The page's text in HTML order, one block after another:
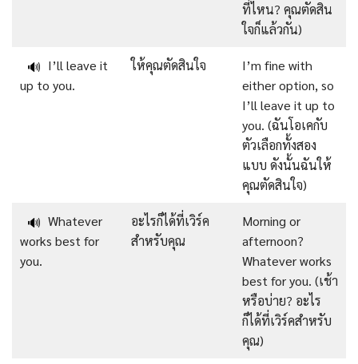
ที่ไหน? คุณตัดสิน
ใจก็แล้วกัน)
🔊 I’ll leave it
up to you.
ให้คุณตัดสินใจ
I’m fine with
either option, so
I’ll leave it up to
you. (ฉันโอเคกับ
ตัวเลือกทั้งสอง
แบบ ดังนั้นฉันให้
คุณตัดสินใจ)
🔊 Whatever
works best for
you.
อะไรก็ได้ที่เวิร์ค
สำหรับคุณ
Morning or
afternoon?
Whatever works
best for you. (เช้า
หรือบ่าย? อะไร
ก็ได้ที่เวิร์คสำหรับ
คุณ)